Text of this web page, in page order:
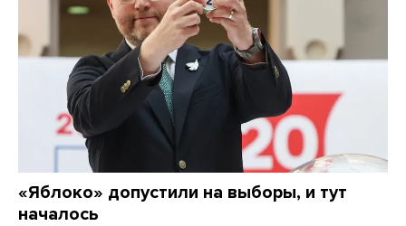
«Яблоко» допустили на выборы, и тут
началось